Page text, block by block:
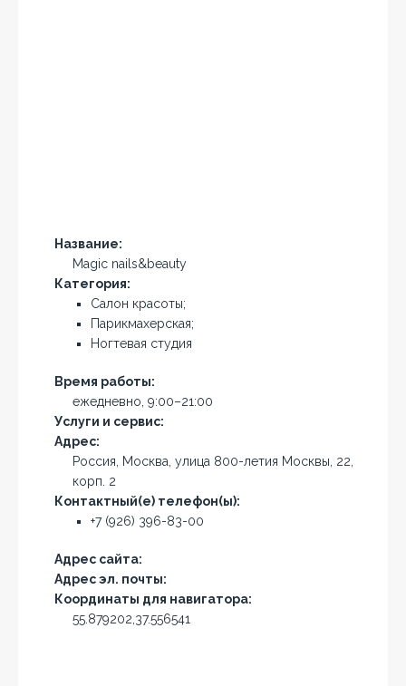
Название:
Magic nails&beauty
Категория:
Салон красоты;
Парикмахерская;
Ногтевая студия
Время работы:
ежедневно, 9:00–21:00
Услуги и сервис:
Адрес:
Россия, Москва, улица 800-летия Москвы, 22,
корп. 2
Контактный(е) телефон(ы):
+7 (926) 396-83-00
Адрес сайта:
Адрес эл. почты:
Координаты для навигатора:
55.879202,37.556541